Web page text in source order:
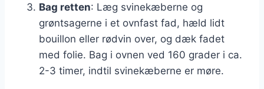
Bag retten: Læg svinekæberne og
grøntsagerne i et ovnfast fad, hæld lidt
bouillon eller rødvin over, og dæk fadet
med folie. Bag i ovnen ved 160 grader i ca.
2-3 timer, indtil svinekæberne er møre.